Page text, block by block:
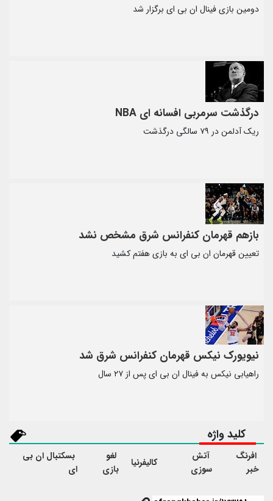
دومین بازی فینال ان بی ای برگزار شد
درگذشت سرمربی افسانه ای NBA
ریک آدلمن در ۷۹ سالگی درگذشت
بازهم قهرمان کنفرانس شرق مشخص نشد
تعیین قهرمان ان بی ای به بازی هفتم کشید
نیویورک نیکس قهرمان کنفرانس شرق شد
راهیابی نیکس به فینال ان بی ای پس از ۲۷ سال
کلید واژه
افرنگ
خبر
آتش
سوزی
کالیفرنیا
لغو
بازی
بسکتبال ان بی
ای